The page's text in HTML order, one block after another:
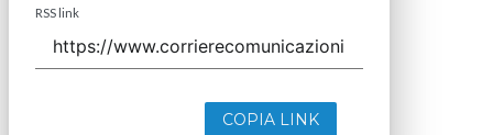
RSS link
COPIA LINK